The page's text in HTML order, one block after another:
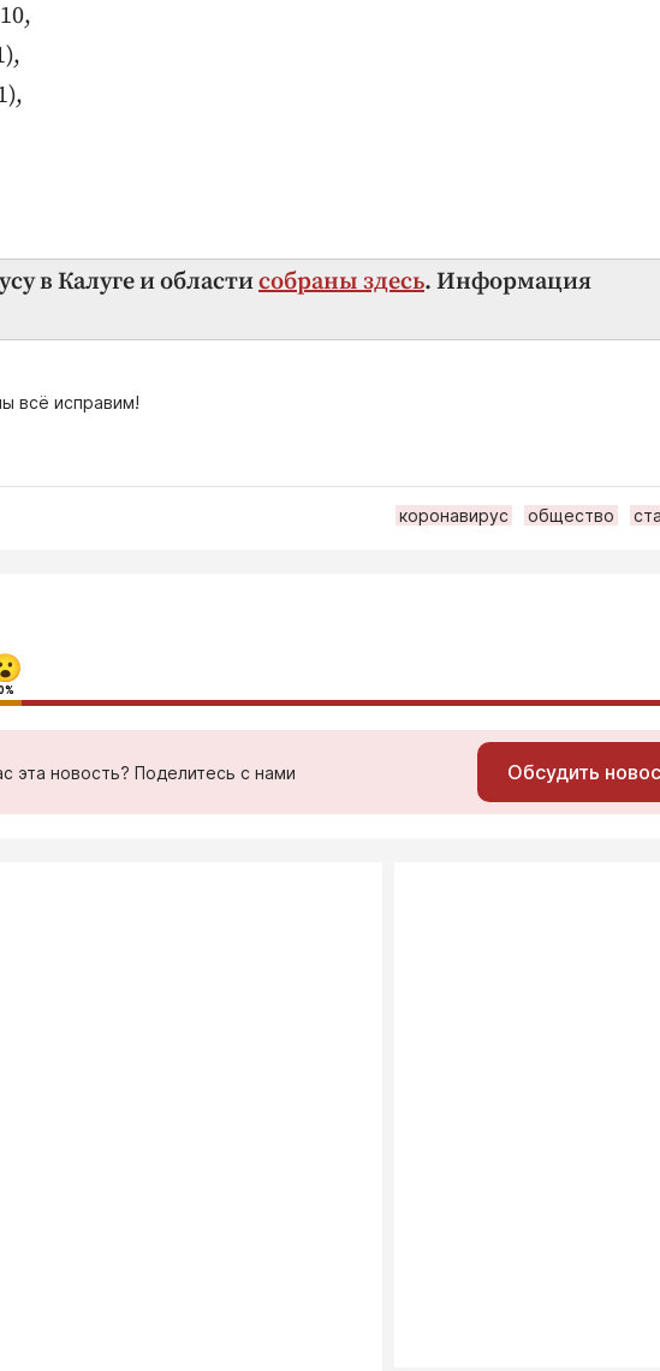
в Калуге и областисобраны здесь. Информация
всё исправим!
коронавирус общество
эта новость? Поделитесь с нами Обсудить